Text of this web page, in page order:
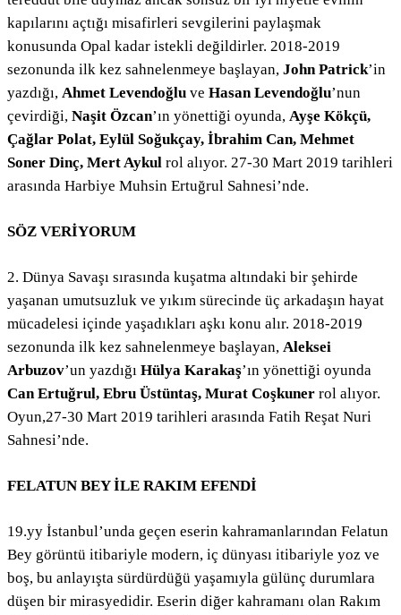
kapılarını açtığı misafirleri sevgilerini paylaşmak
konusunda Opal kadar istekli değildirler. 2018-2019
sezonunda ilk kez sahnelenmeye başlayan, John Patrick’in
yazdığı, Ahmet Levendoğlu ve Hasan Levendoğlu’nun
çevirdiği, Naşit Özcan’ın yönettiği oyunda, Ayşe Kökçü,
Çağlar Polat, Eylül Soğukçay, İbrahim Can, Mehmet
Soner Dinç, Mert Aykul rol alıyor. 27-30 Mart 2019 tarihleri
arasında Harbiye Muhsin Ertuğrul Sahnesi’nde.
SÖZ VERİYORUM
2. Dünya Savaşı sırasında kuşatma altındaki bir şehirde
yaşanan umutsuzluk ve yıkım sürecinde üç arkadaşın hayat
mücadelesi içinde yaşadıkları aşkı konu alır. 2018-2019
sezonunda ilk kez sahnelenmeye başlayan, Aleksei
Arbuzov’un yazdığı Hülya Karakaş’ın yönettiği oyunda
Can Ertuğrul, Ebru Üstüntaş, Murat Coşkuner rol alıyor.
Oyun,27-30 Mart 2019 tarihleri arasında Fatih Reşat Nuri
Sahnesi’nde.
FELATUN BEY İLE RAKIM EFENDİ
19.yy İstanbul’unda geçen eserin kahramanlarından Felatun
Bey görüntü itibariyle modern, iç dünyası itibariyle yoz ve
boş, bu anlayışta sürdürdüğü yaşamıyla gülünç durumlara
düşen bir mirasyedidir. Eserin diğer kahramanı olan Rakım